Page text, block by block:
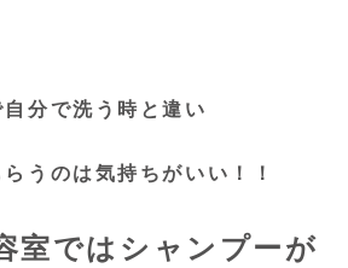
分で洗う時と違い
うのは気持ちがいい！！
ではシャンプーが